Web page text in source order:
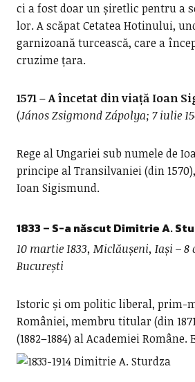
ci a fost doar un șiretlic pentru a
lor. A scăpat Cetatea Hotinului,
garnizoană turcească, care a
cruzime țara.
1571 – A încetat din viață Ioan
(János Zsigmond Zápolya; 7 iulie
Rege al Ungariei sub numele de
principe al Transilvaniei (din
Ioan Sigismund.
1833 – S-a născut Dimitrie A.
10 martie 1833, Miclăușeni, Iași – 8
București
Istoric și om politic liberal, prim-
României, membru titular (din
(1882–1884) al Academiei Române.